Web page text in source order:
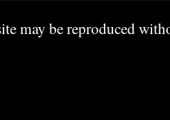
may be reproduced